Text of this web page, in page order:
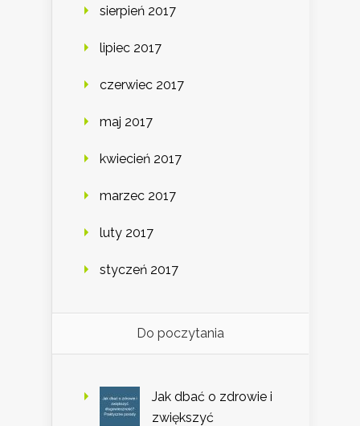
sierpień 2017
lipiec 2017
czerwiec 2017
maj 2017
kwiecień 2017
marzec 2017
luty 2017
styczeń 2017
Do poczytania
Jak dbać o zdrowie i
zwiększyć